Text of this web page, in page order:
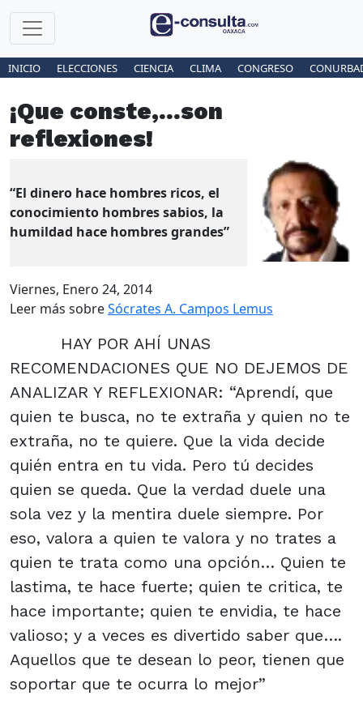
INICIO ELECCIONES CIENCIA CLIMA CONGRESO
¡Que conste,...son
reflexiones!
“El dinero hace hombres ricos, el
conocimiento hombres sabios, la
humildad hace hombres grandes”
Viernes, Enero 24, 2014
Leer más sobreSócrates A. Campos Lemus
HAY POR AHÍ UNAS
RECOMENDACIONES QUE NO DEJEMOS DE
ANALIZAR Y REFLEXIONAR: “Aprendí, que
quien te busca, no te extraña y quien no te
extraña, no te quiere. Que la vida decide
quién entra en tu vida. Pero tú decides
quien se queda. Que la verdad duele una
sola vez y la mentira duele siempre. Por
eso, valora a quien te valora y no trates a
quien te trata como una opción… Quien te
lastima, te hace fuerte; quien te critica, te
hace importante; quien te envidia, te hace
valioso; y a veces es divertido saber que….
Aquellos que te desean lo peor, tienen que
soportar que te ocurra lo mejor”